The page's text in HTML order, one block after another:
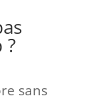
?
sans